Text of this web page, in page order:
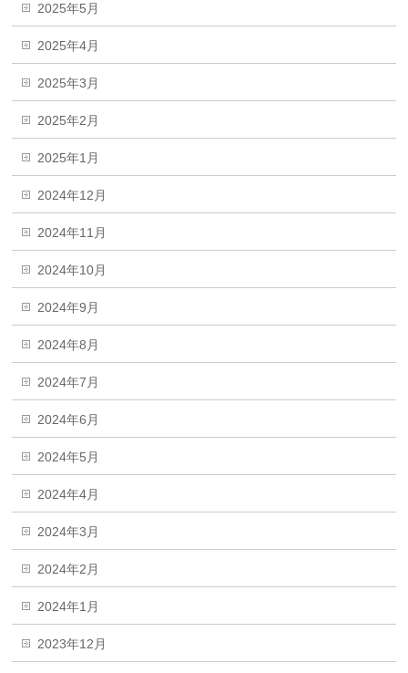
2025年5月
2025年4月
2025年3月
2025年2月
2025年1月
2024年12月
2024年11月
2024年10月
2024年9月
2024年8月
2024年7月
2024年6月
2024年5月
2024年4月
2024年3月
2024年2月
2024年1月
2023年12月